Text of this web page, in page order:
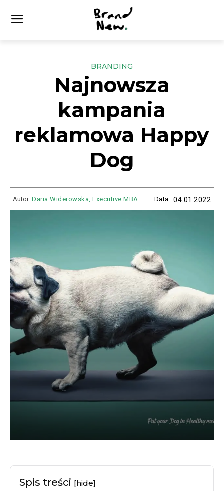
BRANDING
Najnowsza
kampania
reklamowa Happy
Dog
Autor: Daria Widerowska, Executive MBA Data: 04.01.2022
Spis treści [hide]